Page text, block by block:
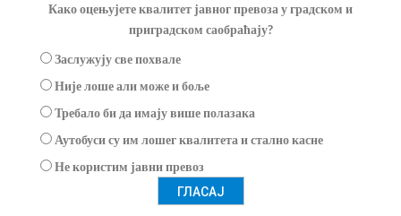
Како оцењујете квалитет јавног превоза у градском и
приградском саобраћају?
Заслужују све похвале
Није лоше али може и боље
Требало би да имају више полазака
Аутобуси су им лошег квалитета и стално касне
Не користим јавни превоз